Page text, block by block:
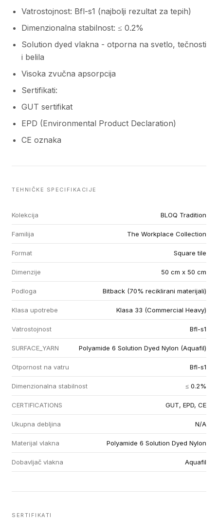
Vatrostojnost: Bfl-s1 (najbolji rezultat za tepih)
Dimenzionalna stabilnost: ≤ 0.2%
Solution dyed vlakna - otporna na svetlo, tečnosti
i belila
Visoka zvučna apsorpcija
Sertifikati:
GUT sertifikat
EPD (Environmental Product Declaration)
CE oznaka
TEHNIČKE SPECIFIKACIJE
Kolekcija BLOQ Tradition
Familija The Workplace Collection
Format Square tile
Dimenzije 50 cm x 50 cm
Podloga Bitback (70% reciklirani materijali)
Klasa upotrebe Klasa 33 (Commercial Heavy)
Vatrostojnost Bfl-s1
SURFACE_YARN Polyamide 6 Solution Dyed Nylon (Aquafil)
Otpornost na vatru Bfl-s1
Dimenzionalna stabilnost ≤ 0.2%
CERTIFICATIONS GUT, EPD, CE
Ukupna debljina N/A
Materijal vlakna Polyamide 6 Solution Dyed Nylon
Dobavljač vlakna Aquafil
SERTIFIKATI